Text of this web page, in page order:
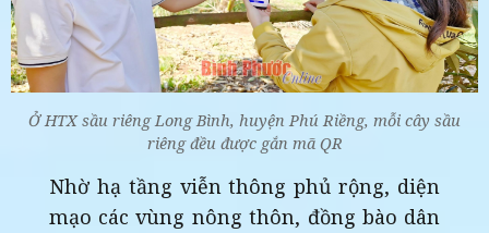
Ở HTX sầu riêng Long Bình, huyện Phú Riềng, mỗi cây sầu
riêng đều được gắn mã QR
Nhờ hạ tầng viễn thông phủ rộng, diện
mạo các vùng nông thôn, đồng bào dân